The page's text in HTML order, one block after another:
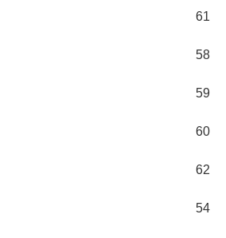
61
58
59
60
62
54